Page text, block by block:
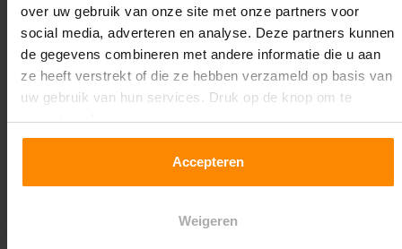
over uw gebruik van onze site met onze partners voor
social media, adverteren en analyse. Deze partners kunnen
de gegevens combineren met andere informatie die u aan
ze heeft verstrekt of die ze hebben verzameld op basis van
uw gebruik van hun services. Druk op de knop om te
accepteren!
Accepteren
Weigeren